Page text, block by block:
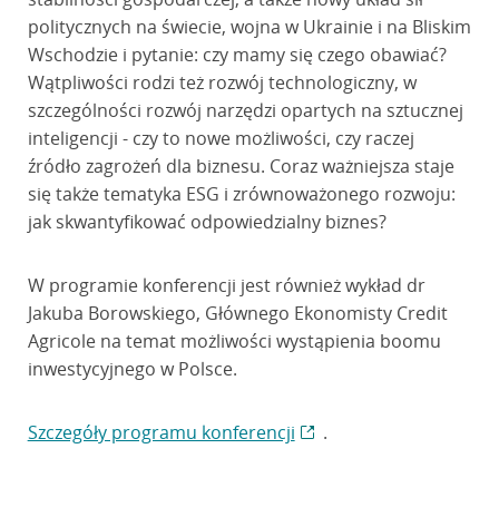
politycznych na świecie, wojna w Ukrainie i na Bliskim
Wschodzie i pytanie: czy mamy się czego obawiać?
Wątpliwości rodzi też rozwój technologiczny, w
szczególności rozwój narzędzi opartych na sztucznej
inteligencji - czy to nowe możliwości, czy raczej
źródło zagrożeń dla biznesu. Coraz ważniejsza staje
się także tematyka ESG i zrównoważonego rozwoju:
jak skwantyfikować odpowiedzialny biznes?
W programie konferencji jest również wykład dr
Jakuba Borowskiego, Głównego Ekonomisty Credit
Agricole na temat możliwości wystąpienia boomu
inwestycyjnego w Polsce.
Szczegóły programu konferencji .